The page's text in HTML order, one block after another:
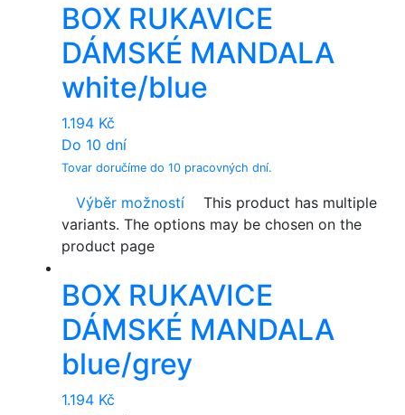
BOX RUKAVICE
DÁMSKÉ MANDALA
white/blue
1.194 Kč
Do 10 dní
Tovar doručíme do 10 pracovných dní.
Výběr možností
This product has multiple
variants. The options may be chosen on the
product page
BOX RUKAVICE
DÁMSKÉ MANDALA
blue/grey
1.194 Kč